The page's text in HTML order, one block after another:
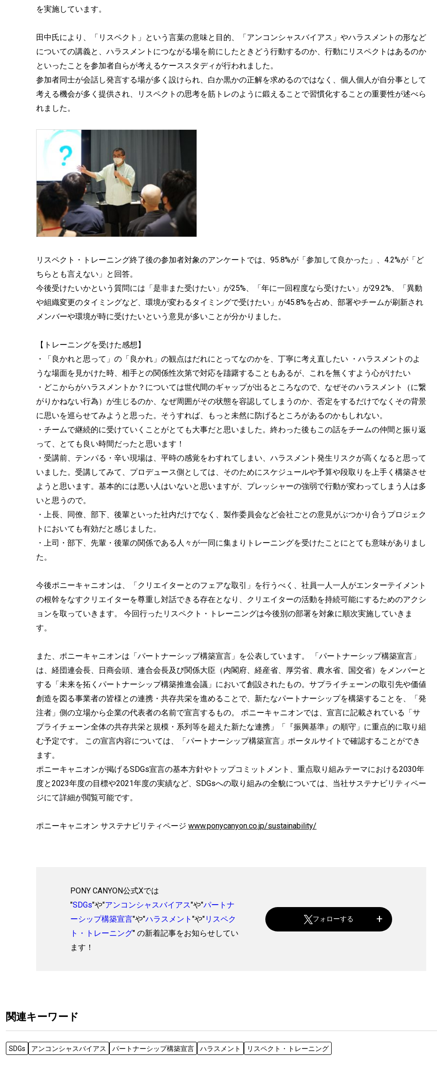
を実施しています。
田中氏により、「リスペクト」という言葉の意味と目的、「アンコンシャスバイアス」やハラスメントの形など
についての講義と、ハラスメントにつながる場を前にしたときどう行動するのか、行動にリスペクトはあるのか
といったことを参加者自らが考えるケーススタディが行われました。
参加者同士が会話し発言する場が多く設けられ、白か黒かの正解を求めるのではなく、個人個人が自分事として
考える機会が多く提供され、リスペクトの思考を筋トレのように鍛えることで習慣化することの重要性が述べら
れました。
リスペクト・トレーニング終了後の参加者対象のアンケートでは、95.8%が「参加して良かった」、4.2%が「ど
ちらとも言えない」と回答。
今後受けたいかという質問には「是非また受けたい」が25%、「年に一回程度なら受けたい」が29.2%、「異動
や組織変更のタイミングなど、環境が変わるタイミングで受けたい」が45.8%を占め、部署やチームが刷新され
メンバーや環境が時に受けたいという意見が多いことが分かりました。
【トレーニングを受けた感想】
・「良かれと思って」の「良かれ」の観点はだれにとってなのかを、丁寧に考え直したい ・ハラスメントのよ
うな場面を見かけた時、相手との関係性次第で対応を躊躇することもあるが、これを無くすよう心がけたい
・どこからがハラスメントか？については世代間のギャップが出るところなので、なぜそのハラスメント（に繋
がりかねない行為）が生じるのか、なぜ周囲がその状態を容認してしまうのか、否定をするだけでなくその背景
に思いを巡らせてみようと思った。そうすれば、もっと未然に防げるところがあるのかもしれない。
・チームで継続的に受けていくことがとても大事だと思いました。終わった後もこの話をチームの仲間と振り返
って、とても良い時間だったと思います！
・受講前、テンパる・辛い現場は、平時の感覚をわすれてしまい、ハラスメント発生リスクが高くなると思って
いました。受講してみて、プロデュース側としては、そのためにスケジュールや予算や段取りを上手く構築させ
ようと思います。基本的には悪い人はいないと思いますが、プレッシャーの強弱で行動が変わってしまう人は多
いと思うので。
・上長、同僚、部下、後輩といった社内だけでなく、製作委員会など会社ごとの意見がぶつかり合うプロジェク
トにおいても有効だと感じました。
・上司・部下、先輩・後輩の関係である人々が一同に集まりトレーニングを受けたことにとても意味がありまし
た。
今後ポニーキャニオンは、「クリエイターとのフェアな取引」を行うべく、社員一人一人がエンターテイメント
の根幹をなすクリエイターを尊重し対話できる存在となり、クリエイターの活動を持続可能にするためのアクシ
ョンを取っていきます。 今回行ったリスペクト・トレーニングは今後別の部署を対象に順次実施していきま
す。
また、ポニーキャニオンは「パートナーシップ構築宣言」を公表しています。 「パートナーシップ構築宣言」
は、経団連会長、日商会頭、連合会長及び関係大臣（内閣府、経産省、厚労省、農水省、国交省）をメンバーと
する「未来を拓くパートナーシップ構築推進会議」において創設されたもの。サプライチェーンの取引先や価値
創造を図る事業者の皆様との連携・共存共栄を進めることで、新たなパートナーシップを構築することを、「発
注者」側の立場から企業の代表者の名前で宣言するもの。 ポニーキャニオンでは、宣言に記載されている「サ
プライチェーン全体の共存共栄と規模・系列等を超えた新たな連携」「『振興基準』の順守」に重点的に取り組
む予定です。 この宣言内容については、「パートナーシップ構築宣言」ポータルサイトで確認することができ
ます。
ポニーキャニオンが掲げるSDGs宣言の基本方針やトップコミットメント、重点取り組みテーマにおける2030年
度と2023年度の目標や2021年度の実績など、SDGsへの取り組みの全貌については、当社サステナビリティペー
ジにて詳細が閲覧可能です。
ポニーキャニオン サステナビリティページ www.ponycanyon.co.jp/sustainability/
PONY CANYON公式Xでは
"SDGs"や"アンコンシャスバイアス"や"パートナ
ーシップ構築宣言"や"ハラスメント "や"リスペク
ト・トレーニング" の新着記事をお知らせしてい
ます！
フォローする
関連キーワード
SDGs アンコンシャスバイアス パートナーシップ構築宣言 ハラスメント リスペクト・トレーニング